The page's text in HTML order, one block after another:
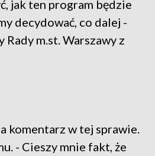
jak ten program będzie
decydować, co dalej -
m.st. Warszawy z
komentarz w tej sprawie.
- Cieszy mnie fakt, że